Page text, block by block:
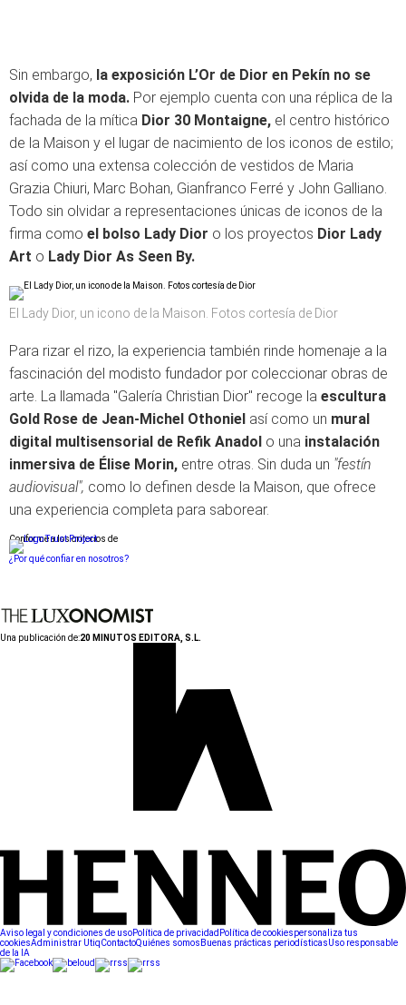
Sin embargo, la exposición L’Or de Dior en Pekín no se
olvida de la moda. Por ejemplo cuenta con una réplica de la
fachada de la mítica Dior 30 Montaigne, el centro histórico
de la Maison y el lugar de nacimiento de los iconos de estilo;
así como una extensa colección de vestidos de Maria
Grazia Chiuri, Marc Bohan, Gianfranco Ferré y John Galliano.
Todo sin olvidar a representaciones únicas de iconos de la
firma como el bolso Lady Dior o los proyectos Dior Lady
Art o Lady Dior As Seen By.
El Lady Dior, un icono de la Maison. Fotos cortesía de Dior
Para rizar el rizo, la experiencia también rinde homenaje a la
fascinación del modisto fundador por coleccionar obras de
arte. La llamada "Galería Christian Dior" recoge la escultura
Gold Rose de Jean-Michel Othoniel así como un mural
digital multisensorial de Refik Anadol o una instalación
inmersiva de Élise Morin, entre otras. Sin duda un "festín
audiovisual", como lo definen desde la Maison, que ofrece
una experiencia completa para saborear.
Conforme a los criterios de
¿Por qué confiar en nosotros?
Una publicación de:20 MINUTOS EDITORA, S.L.
Aviso legal y condiciones de usoPolítica de privacidad Política de cookiespersonaliza tus
cookiesAdministrar UtiqContactoQuiénes somos Buenas prácticas periodísticasUso responsable
de la IA